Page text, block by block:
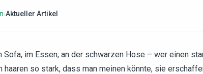
›Aktueller Artikel
Sofa, im Essen, an der schwarzen Hose – wer einen
haaren so stark, dass man meinen könnte, sie